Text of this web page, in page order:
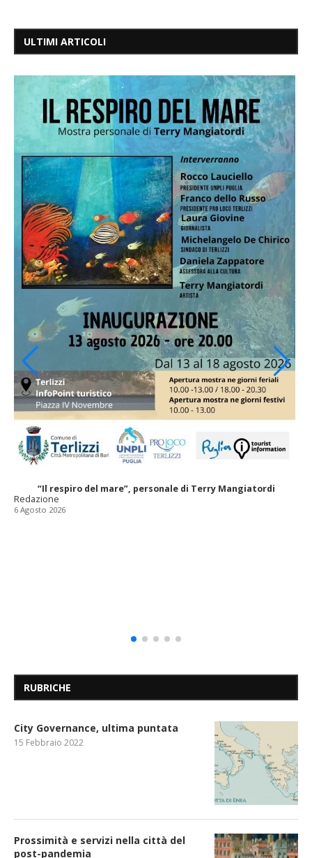
ULTIMI ARTICOLI
“Il respiro del mare”, personale di Terry Mangiatordi
Redazione
6 Agosto 2026
RUBRICHE
City Governance, ultima puntata
15 Febbraio 2022
Prossimità e servizi nella città del
post-pandemia